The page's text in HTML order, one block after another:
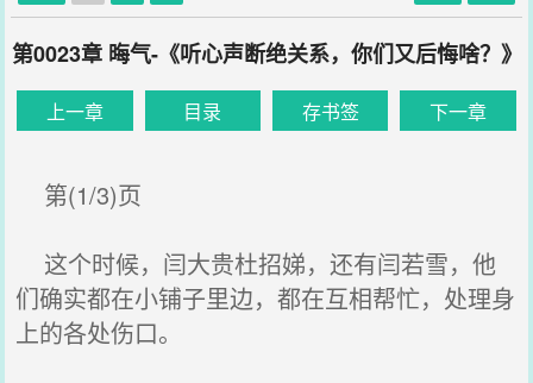
第0023章 晦气-《听心声断绝关系，你们又后悔啥？》
上一章 目录 存书签 下一章
第(1/3)页
这个时候，闫大贵杜招娣，还有闫若雪，他
们确实都在小铺子里边，都在互相帮忙，处理身
上的各处伤口。